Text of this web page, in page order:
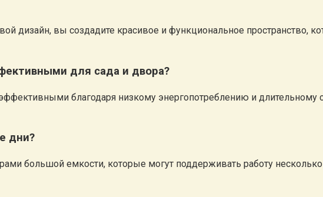
дизайн, вы создадите красивое и функциональное пространство,
для сада и двора?
благодаря низкому энергопотреблению и
дни?
большой емкости, которые могут поддерживать работу несколько